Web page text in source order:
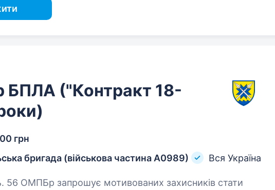
БПЛА ("Контракт 18-
грн
бригада (військова частина А0989)
Вся Україна